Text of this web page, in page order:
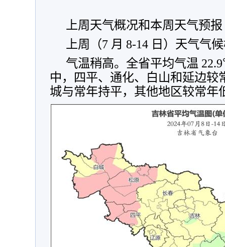
上周天气概况和本周天气预报
上周（7 月 8-14 日）天气气
气温稍高。全省平均气温
中，四平、通化、白山和延边
城与常年持平，其他地区较常